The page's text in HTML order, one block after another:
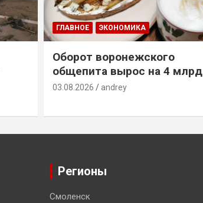
ГЛАВНОЕ ЭКОНОМИКА
Оборот воронежского
общепита вырос на 4 млрд
03.08.2026 andrey
Регионы
Смоленск